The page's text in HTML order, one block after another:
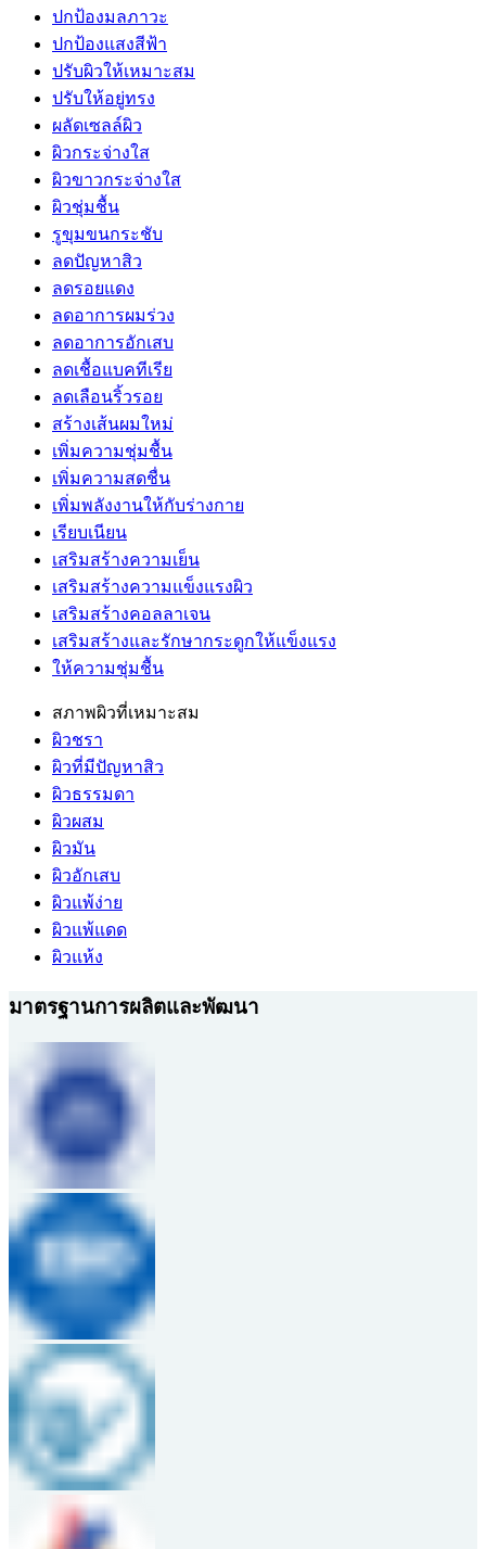
ปกป้องมลภาวะ
ปกป้องแสงสีฟ้า
ปรับผิวให้เหมาะสม
ปรับให้อยู่ทรง
ผลัดเซลล์ผิว
ผิวกระจ่างใส
ผิวขาวกระจ่างใส
ผิวชุ่มชื้น
รูขุมขนกระชับ
ลดปัญหาสิว
ลดรอยแดง
ลดอาการผมร่วง
ลดอาการอักเสบ
ลดเชื้อแบคทีเรีย
ลดเลือนริ้วรอย
สร้างเส้นผมใหม่
เพิ่มความชุ่มชื้น
เพิ่มความสดชื่น
เพิ่มพลังงานให้กับร่างกาย
เรียบเนียน
เสริมสร้างความเย็น
เสริมสร้างความแข็งแรงผิว
เสริมสร้างคอลลาเจน
เสริมสร้างและรักษากระดูกให้แข็งแรง
ให้ความชุ่มชื้น
สภาพผิวที่เหมาะสม
ผิวชรา
ผิวที่มีปัญหาสิว
ผิวธรรมดา
ผิวผสม
ผิวมัน
ผิวอักเสบ
ผิวแพ้ง่าย
ผิวแพ้แดด
ผิวแห้ง
มาตรฐานการผลิตและพัฒนา